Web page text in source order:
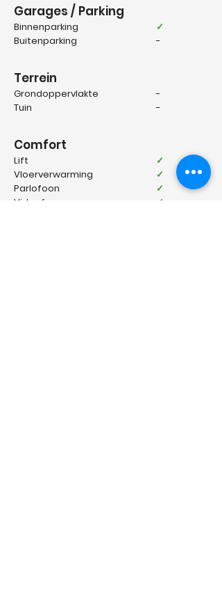
Garages / Parking
Binnenparking
Buitenparking
✓
-
Terrein
Grondoppervlakte
Tuin
-
-
Comfort
Lift
Vloerverwarming
Parlofoon
Videofoon
✓
✓
✓
✓